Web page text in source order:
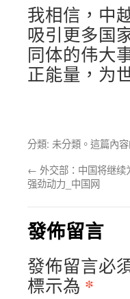
我相信，中
吸引更多国
同体的伟大
正能量，为
分類: 未分類。這篇內
← 外交部：中国将继
强劲动力_中国网
發佈留言
發佈留言必
標示為 *